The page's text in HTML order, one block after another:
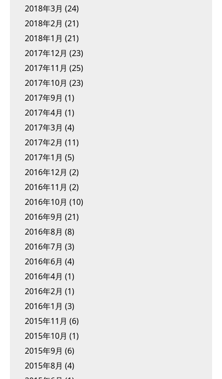
2018年3月 (24)
2018年2月 (21)
2018年1月 (21)
2017年12月 (23)
2017年11月 (25)
2017年10月 (23)
2017年9月 (1)
2017年4月 (1)
2017年3月 (4)
2017年2月 (11)
2017年1月 (5)
2016年12月 (2)
2016年11月 (2)
2016年10月 (10)
2016年9月 (21)
2016年8月 (8)
2016年7月 (3)
2016年6月 (4)
2016年4月 (1)
2016年2月 (1)
2016年1月 (3)
2015年11月 (6)
2015年10月 (1)
2015年9月 (6)
2015年8月 (4)